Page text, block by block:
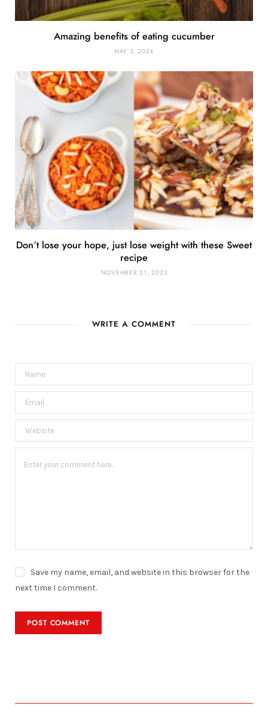
Amazing benefits of eating cucumber
MAY 3, 2024
Don’t lose your hope, just lose weight with these Sweet
recipe
NOVEMBER 21, 2023
WRITE A COMMENT
Save my name, email, and website in this browser for the
next time I comment.